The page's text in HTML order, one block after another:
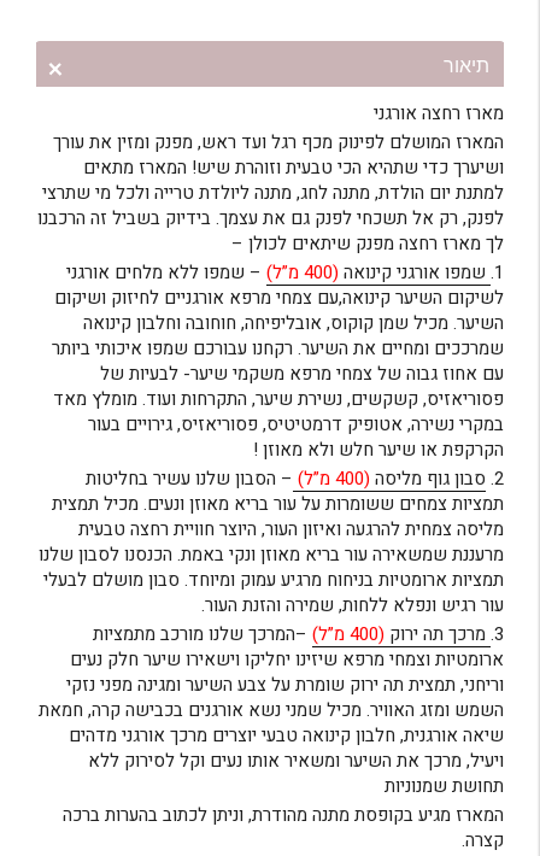
רחצה
אורגני
תיאור
מארז רחצה אורגני
המארז המושלם לפינוק מכף רגל ועד ראש, מפנק ומזין את עורך
ושיערך כדי שתהיא הכי טבעית וזוהרת שיש! המארז מתאים
למתנת יום הולדת, מתנה לחג, מתנה ליולדת טרייה ולכל מי שתרצי
לפנק, רק אל תשכחי לפנק גם את עצמך. בידיוק בשביל זה הרכבנו
לך מארז רחצה מפנק שיתאים לכולן –
1. שמפו אורגני קינואה (400 מ”ל)
– שמפו ללא מלחים אורגני
לשיקום השיער קינואה,עם צמחי מרפא אורגניים לחיזוק ושיקום
השיער. מכיל שמן קוקוס, אובליפיחה, חוחובה וחלבון קינואה
שמרככים ומחיים את השיער. רקחנו עבורכם שמפו איכותי ביותר
עם אחוז גבוה של צמחי מרפא משקמי שיער- לבעיות של
פסוריאזיס, קשקשים, נשירת שיער, התקרחות ועוד. מומלץ מאד
במקרי נשירה, אטופיק דרמטיטיס, פסוריאזיס, גירויים בעור
הקרקפת או שיער חלש ולא מאוזן !
2. סבון גוף מליסה (400 מ”ל)
– הסבון שלנו עשיר בחליטות
תמציות צמחים ששומרות על עור בריא מאוזן ונעים. מכיל תמצית
מליסה צמחית להרגעה ואיזון העור, היוצר חוויית רחצה טבעית
מרעננת שמשאירה עור בריא מאוזן ונקי באמת. הכנסנו לסבון שלנו
תמציות ארומטיות בניחוח מרגיע עמוק ומיוחד. סבון מושלם לבעלי
עור רגיש ונפלא ללחות, שמירה והזנת העור.
3. מרכך תה ירוק (400 מ”ל)
–המרכך שלנו מורכב מתמציות
ארומטיות וצמחי מרפא שיזינו יחליקו וישאירו שיער חלק נעים
וריחני, תמצית תה ירוק שומרת על צבע השיער ומגינה מפני נזקי
השמש ומזג האוויר. מכיל שמני נשא אורגנים בכבישה קרה, חמאת
שיאה אורגנית, חלבון קינואה טבעי יוצרים מרכך אורגני מדהים
ויעיל, מרכך את השיער ומשאיר אותו נעים וקל לסירוק ללא
תחושת שמנוניות
המארז מגיע בקופסת מתנה מהודרת, וניתן לכתוב בהערות ברכה
קצרה.